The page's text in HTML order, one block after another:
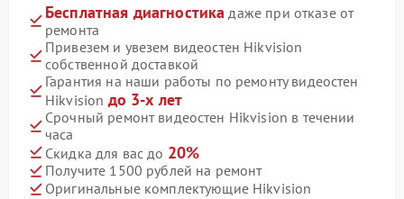
Бесплатная диагностика даже при отказе от
ремонта
Привезем и увезем видеостен Hikvision
собственной доставкой
Гарантия на наши работы по ремонту видеостен
Hikvision до 3-х лет
Срочный ремонт видеостен Hikvision в течении
часа
Скидка для вас до 20%
Получите 1500 рублей на ремонт
Оригинальные комплектующие Hikvision